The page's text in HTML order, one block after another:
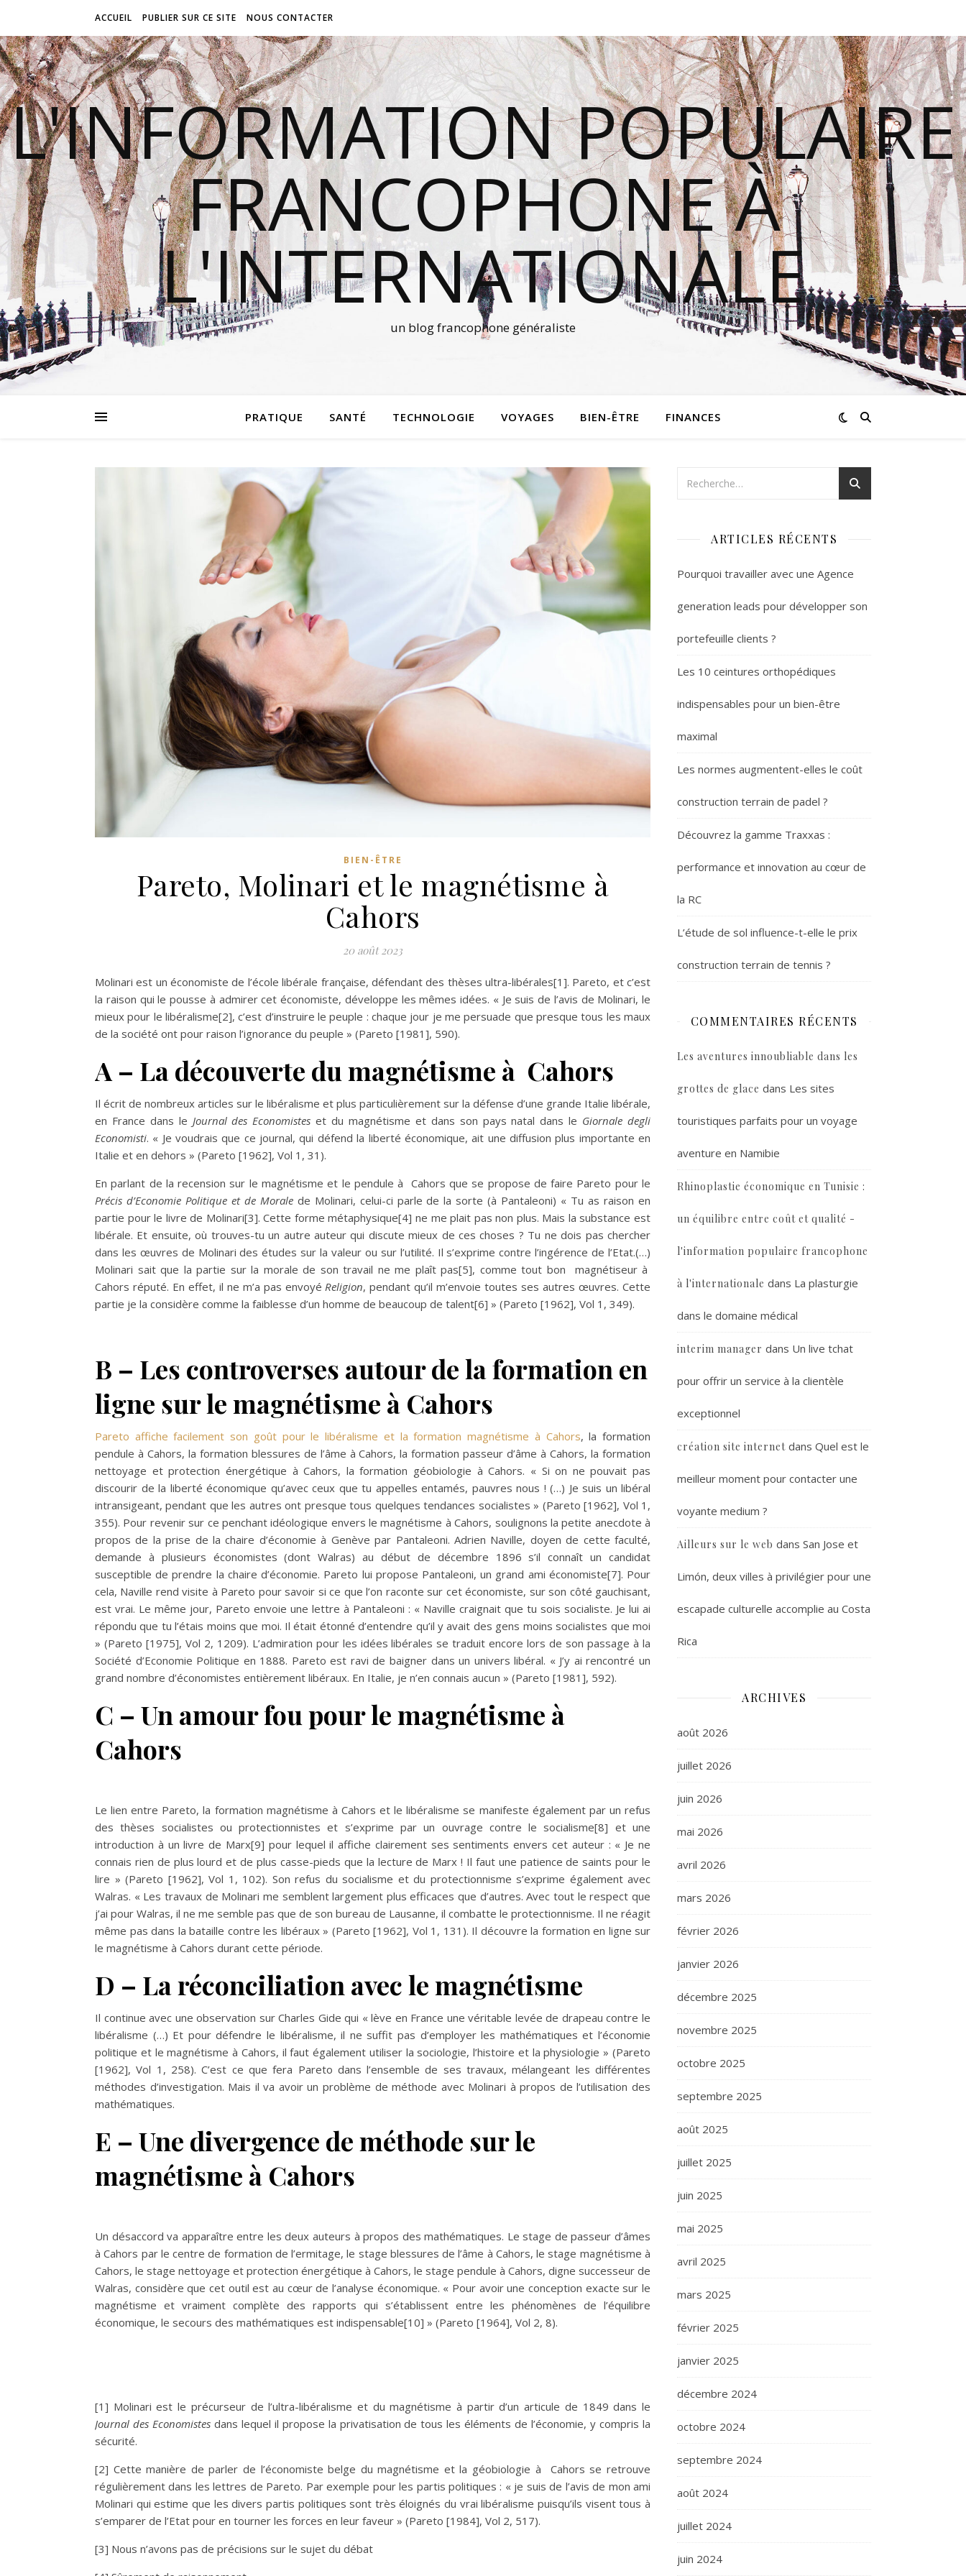
ACCUEIL PUBLIER SUR CE SITE NOUS CONTACTER
L'INFORMATION POPULAIRE
FRANCOPHONE À
L'INTERNATIONALE
un blog francophone généraliste
PRATIQUE SANTÉ TECHNOLOGIE VOYAGES BIEN-ÊTRE FINANCES
BIEN-ÊTRE
Pareto, Molinari et le magnétisme à
Cahors
20 août 2023
Molinari est un économiste de l’école libérale française, défendant des thèses ultra-libérales[1]. Pareto, et c’est
la raison qui le pousse à admirer cet économiste, développe les mêmes idées. « Je suis de l’avis de Molinari, le
mieux pour le libéralisme[2], c’est d’instruire le peuple : chaque jour je me persuade que presque tous les maux
de la société ont pour raison l’ignorance du peuple » (Pareto [1981], 590).
A – La découverte du magnétisme à Cahors
Il écrit de nombreux articles sur le libéralisme et plus particulièrement sur la défense d’une grande Italie libérale,
en France dans le Journal des Economistes et du magnétisme et dans son pays natal dans le Giornale degli
Economisti. « Je voudrais que ce journal, qui défend la liberté économique, ait une diffusion plus importante en
Italie et en dehors » (Pareto [1962], Vol 1, 31).
En parlant de la recension sur le magnétisme et le pendule à Cahors que se propose de faire Pareto pour le
Précis d’Economie Politique et de Moralede Molinari, celui-ci parle de la sorte (à Pantaleoni) « Tu as raison en
partie pour le livre de Molinari[3]. Cette forme métaphysique[4] ne me plait pas non plus. Mais la substance est
libérale. Et ensuite, où trouves-tu un autre auteur qui discute mieux de ces choses ? Tu ne dois pas chercher
dans les œuvres de Molinari des études sur la valeur ou sur l’utilité. Il s’exprime contre l’ingérence de l’Etat.(…)
Molinari sait que la partie sur la morale de son travail ne me plaît pas[5], comme tout bon magnétiseur à
Cahors réputé. En effet, il ne m’a pas envoyéReligion, pendant qu’il m’envoie toutes ses autres œuvres. Cette
partie je la considère comme la faiblesse d’un homme de beaucoup de talent[6] » (Pareto [1962], Vol 1, 349).
B – Les controverses autour de la formation en
ligne sur le magnétisme à Cahors
Pareto affiche facilement son goût pour le libéralisme et la formation magnétisme à Cahors, la formation
pendule à Cahors, la formation blessures de l’âme à Cahors, la formation passeur d’âme à Cahors, la formation
nettoyage et protection énergétique à Cahors, la formation géobiologie à Cahors. « Si on ne pouvait pas
discourir de la liberté économique qu’avec ceux que tu appelles entamés, pauvres nous ! (…) Je suis un libéral
intransigeant, pendant que les autres ont presque tous quelques tendances socialistes » (Pareto [1962], Vol 1,
355). Pour revenir sur ce penchant idéologique envers le magnétisme à Cahors, soulignons la petite anecdote à
propos de la prise de la chaire d’économie à Genève par Pantaleoni. Adrien Naville, doyen de cette faculté,
demande à plusieurs économistes (dont Walras) au début de décembre 1896 s’il connaît un candidat
susceptible de prendre la chaire d’économie. Pareto lui propose Pantaleoni, un grand ami économiste[7]. Pour
cela, Naville rend visite à Pareto pour savoir si ce que l’on raconte sur cet économiste, sur son côté gauchisant,
est vrai. Le même jour, Pareto envoie une lettre à Pantaleoni : « Naville craignait que tu sois socialiste. Je lui ai
répondu que tu l’étais moins que moi. Il était étonné d’entendre qu’il y avait des gens moins socialistes que moi
» (Pareto [1975], Vol 2, 1209). L’admiration pour les idées libérales se traduit encore lors de son passage à la
Société d’Economie Politique en 1888. Pareto est ravi de baigner dans un univers libéral. « J’y ai rencontré un
grand nombre d’économistes entièrement libéraux. En Italie, je n’en connais aucun » (Pareto [1981], 592).
C – Un amour fou pour le magnétisme à
Cahors
Le lien entre Pareto, la formation magnétisme à Cahors et le libéralisme se manifeste également par un refus
des thèses socialistes ou protectionnistes et s’exprime par un ouvrage contre le socialisme[8] et une
introduction à un livre de Marx[9] pour lequel il affiche clairement ses sentiments envers cet auteur : « Je ne
connais rien de plus lourd et de plus casse-pieds que la lecture de Marx ! Il faut une patience de saints pour le
lire » (Pareto [1962], Vol 1, 102). Son refus du socialisme et du protectionnisme s’exprime également avec
Walras. « Les travaux de Molinari me semblent largement plus efficaces que d’autres. Avec tout le respect que
j’ai pour Walras, il ne me semble pas que de son bureau de Lausanne, il combatte le protectionnisme. Il ne réagit
même pas dans la bataille contre les libéraux » (Pareto [1962], Vol 1, 131). Il découvre la formation en ligne sur
le magnétisme à Cahors durant cette période.
D – La réconciliation avec le magnétisme
Il continue avec une observation sur Charles Gide qui « lève en France une véritable levée de drapeau contre le
libéralisme (…) Et pour défendre le libéralisme, il ne suffit pas d’employer les mathématiques et l’économie
politique et le magnétisme à Cahors, il faut également utiliser la sociologie, l’histoire et la physiologie » (Pareto
[1962], Vol 1, 258). C’est ce que fera Pareto dans l’ensemble de ses travaux, mélangeant les différentes
méthodes d’investigation. Mais il va avoir un problème de méthode avec Molinari à propos de l’utilisation des
mathématiques.
E – Une divergence de méthode sur le
magnétisme à Cahors
Un désaccord va apparaître entre les deux auteurs à propos des mathématiques. Le stage de passeur d’âmes
à Cahors par le centre de formation de l’ermitage, le stage blessures de l’âme à Cahors, le stage magnétisme à
Cahors, le stage nettoyage et protection énergétique à Cahors, le stage pendule à Cahors, digne successeur de
Walras, considère que cet outil est au cœur de l’analyse économique. « Pour avoir une conception exacte sur le
magnétisme et vraiment complète des rapports qui s’établissent entre les phénomènes de l’équilibre
économique, le secours des mathématiques est indispensable[10] » (Pareto [1964], Vol 2, 8).
[1] Molinari est le précurseur de l’ultra-libéralisme et dumagnétisme à partir d’un articule de 1849 dans le
Journal des Economistesdans lequel il propose la privatisation de tous les éléments de l’économie, y compris la
sécurité.
[2] Cette manière de parler de l’économiste belge dumagnétisme et la géobiologie à Cahors se retrouve
régulièrement dans les lettres de Pareto. Par exemple pour les partis politiques : « je suis de l’avis de mon ami
Molinari qui estime que les divers partis politiques sont très éloignés du vrai libéralisme puisqu’ils visent tous à
s’emparer de l’Etat pour en tourner les forces en leur faveur » (Pareto [1984], Vol 2, 517).
[3] Nous n’avons pas de précisions sur le sujet du débat
ARTICLES RÉCENTS
Pourquoi travailler avec une Agence
generation leads pour développer son
portefeuille clients ?
Les 10 ceintures orthopédiques
indispensables pour un bien-être
maximal
Les normes augmentent-elles le coût
construction terrain de padel ?
Découvrez la gamme Traxxas :
performance et innovation au cœur de
la RC
L’étude de sol influence-t-elle le prix
construction terrain de tennis ?
COMMENTAIRES RÉCENTS
Les aventures innoubliable dans les
grottes de glace dans Les sites
touristiques parfaits pour un voyage
aventure en Namibie
Rhinoplastie économique en Tunisie :
un équilibre entre coût et qualité -
l'information populaire francophone
à l'internationale dans La plasturgie
dans le domaine médical
interim manager dans Un live tchat
pour offrir un service à la clientèle
exceptionnel
création site internet dans Quel est le
meilleur moment pour contacter une
voyante medium ?
Ailleurs sur le web dans San Jose et
Limón, deux villes à privilégier pour une
escapade culturelle accomplie au Costa
Rica
ARCHIVES
août 2026
juillet 2026
juin 2026
mai 2026
avril 2026
mars 2026
février 2026
janvier 2026
décembre 2025
novembre 2025
octobre 2025
septembre 2025
août 2025
juillet 2025
juin 2025
mai 2025
avril 2025
mars 2025
février 2025
janvier 2025
décembre 2024
octobre 2024
septembre 2024
août 2024
juillet 2024
juin 2024